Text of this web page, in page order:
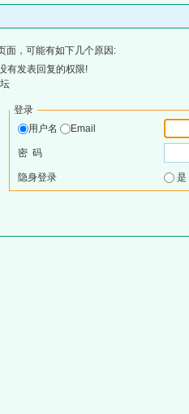
面，可能有如下几个原因:
有发表回复的权限!
登录
用户名
Email
密 码
隐身登录